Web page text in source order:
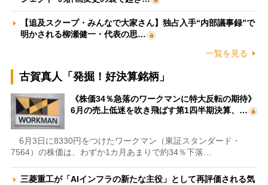
【追及スクープ・みんなで大家さん】独占入手“内部議事録”で
明かされる柳瀬健一・代表の思…
一覧を見る
古賀真人「発掘！好決算銘柄」
《株価34％急落のワークマンに特大反転の期待》
6月の売上低迷を吹き飛ばす第1四半期決算、…
6月3日に8330円をつけたワークマン（東証スタンダード・
7564）の株価は、わずか1カ月あまりで約34％下落…
三菱重工が「AIインフラの新たな主役」として再評価される気